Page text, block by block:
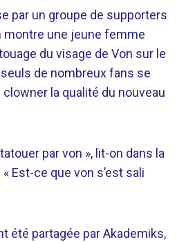
par un groupe de supporters
montre une jeune femme
du visage de Von sur le
de nombreux fans se
la qualité du nouveau
par von », lit-on dans la
Est-ce que von s’est sali
été partagée par Akademiks,